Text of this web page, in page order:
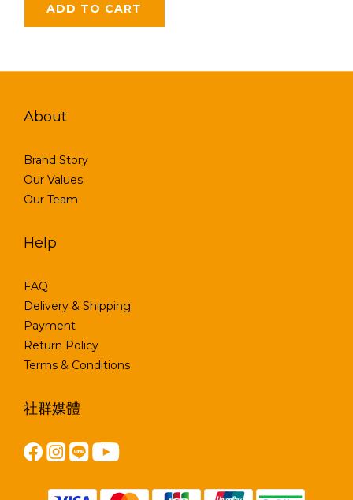
ADD TO CART
About
Brand Story
Our Values
Our Team
Help
FAQ
Delivery & Shipping
Payment
Return Policy
Terms & Conditions
社群媒體